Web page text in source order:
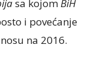
sa kojomBiH
i povećanje
na 2016.